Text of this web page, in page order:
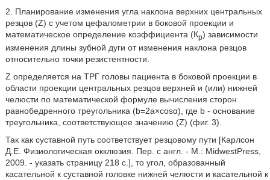
2. Планирование изменения угла наклона верхних центральных
резцов (Z) с учетом цефалометрии в боковой проекции и
математическое определение коэффициента (Кр) зависимости
изменения длины зубной дуги от изменения наклона резцов
относительно точки резистентности.
Z определяется на ТРГ головы пациента в боковой проекции в
области проекции центральных резцов верхней и (или) нижней
челюсти по математической формуле вычисления сторон
равнобедренного треугольника (b=2a×cosα), где b - основание
треугольника, соответствующее значению (Z) (фиг. 3).
Так как суставной путь соответствует резцовому пути [Карлсон
Д.Е. Физиологическая окклюзия. Пер. с англ. - М.: MidwestPress,
2009. - указать страницу 218 с.], то угол, образованный
касательной к суставной головке нижней челюсти и касательной к